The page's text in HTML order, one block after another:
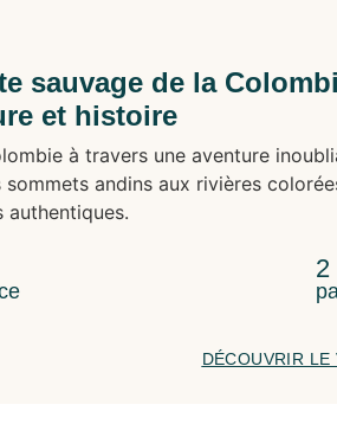
sauvage de la
et histoire
à travers une aventure
sommets andins aux rivières
authentiques.
DÉCOUVRIR LE